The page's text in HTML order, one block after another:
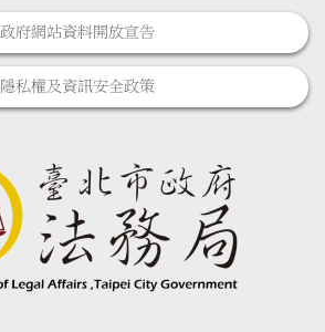
政府網站資料開放宣告
隱私權及資訊安全政策